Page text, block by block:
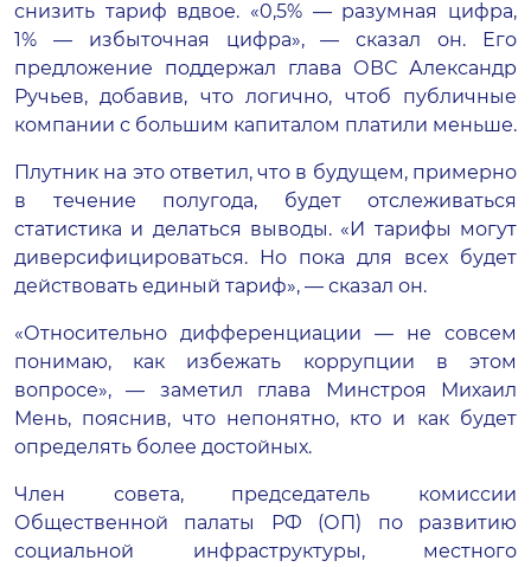
снизить тариф вдвое. «0,5% — разумная цифра,
1% — избыточная цифра», — сказал он. Его
предложение поддержал глава ОВС Александр
Ручьев, добавив, что логично, чтоб публичные
компании с большим капиталом платили меньше.
Плутник на это ответил, что в будущем, примерно
в течение полугода, будет отслеживаться
статистика и делаться выводы. «И тарифы могут
диверсифицироваться. Но пока для всех будет
действовать единый тариф», — сказал он.
«Относительно дифференциации — не совсем
понимаю, как избежать коррупции в этом
вопросе», — заметил глава Минстроя Михаил
Мень, пояснив, что непонятно, кто и как будет
определять более достойных.
Член совета, председатель комиссии
Общественной палаты РФ (ОП) по развитию
социальной инфраструктуры, местного